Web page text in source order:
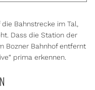
Bahnstrecke im Tal,
Dass die Station der
Bozner Bahnhof entfernt
prima erkennen.